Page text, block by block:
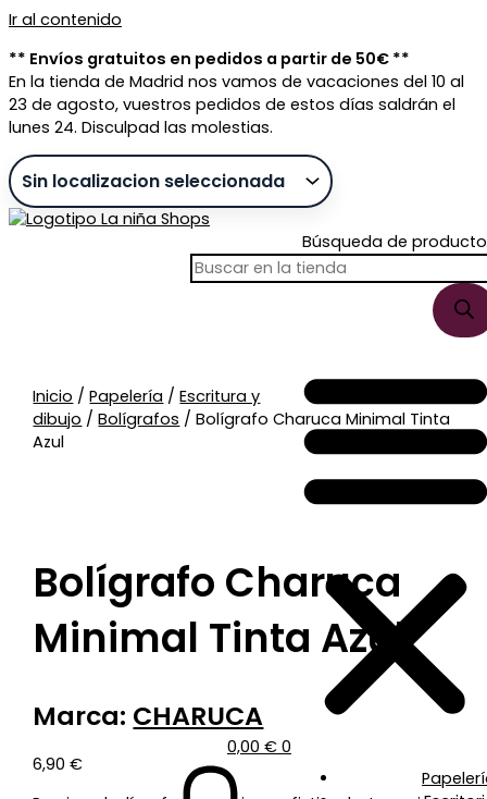
Ir al contenido
** Envíos gratuitos en pedidos a partir de 50€ **
En la tienda de Madrid nos vamos de vacaciones del 10 al
23 de agosto, vuestros pedidos de estos días saldrán el
lunes 24. Disculpad las molestias.
Búsqueda de
0,00 € 0
Inicio /Papelería /Escritura y
dibujo /Bolígrafos / Bolígrafo Charuca Minimal Tinta
Azul
Bolígrafo Charuca
Minimal Tinta Azul
Marca: CHARUCA
6,90€